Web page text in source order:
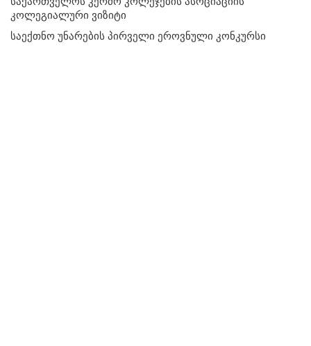
კოლეგიალური ვიზიტი
საექთნო უნარების პირველი ეროვნული კონკურსი